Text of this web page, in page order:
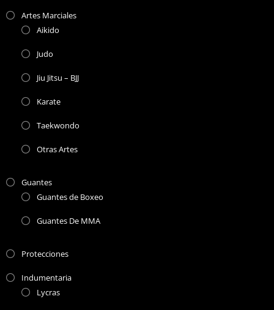
Artes Marciales
Aikido
Judo
Jiu Jitsu – BJJ
Karate
Taekwondo
Otras Artes
Guantes
Guantes de Boxeo
Guantes De MMA
Protecciones
Indumentaria
Lycras